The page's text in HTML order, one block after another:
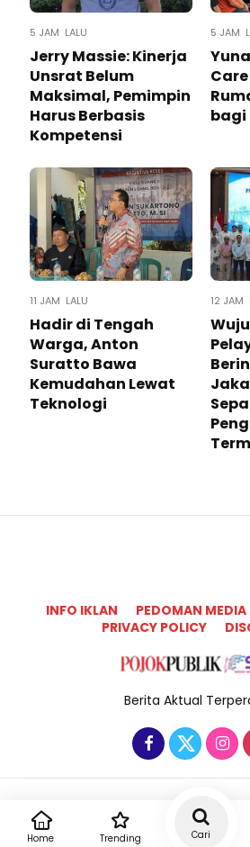
5 JAM LALU
Jerry Massie: Kinerja
Unsrat Belum
Maksimal, Pemimpin
Harus Berbasis
Kompetensi
5 JAM
bagi
11 JAM LALU
Hadir di Tengah
Warga, Anton
Suratto Bawa
Kemudahan Lewat
Teknologi ​
12 JAM
INFO IKLAN PEDOMAN MEDIA
PRIVACY POLICY
Berita Aktual
Copyright @2025 Pojok Publik All
Home Trending Cari